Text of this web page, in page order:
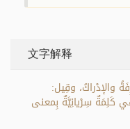
文字解释
والإدْراكُ، وقِيل:
كَلِمَةٌ سِرْيانِيَّةٌ بِمعنى